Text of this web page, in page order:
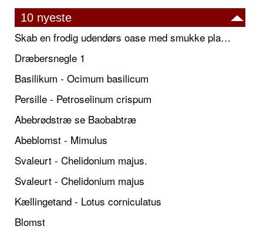
10 nyeste
Skab en frodig udendørs oase med smukke plantekrukker og elegante espalier
Dræbersnegle 1
Basilikum - Ocimum basilicum
Persille - Petroselinum crispum
Abebrødstræ se Baobabtræ
Abeblomst - Mimulus
Svaleurt - Chelidonium majus.
Svaleurt - Chelidonium majus
Kællingetand - Lotus corniculatus
Blomst